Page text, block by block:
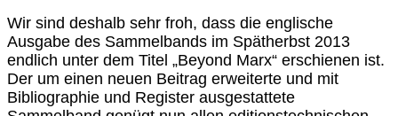
Wir sind deshalb sehr froh, dass die englische
Ausgabe des Sammelbands im Spätherbst 2013
endlich unter dem Titel „Beyond Marx“ erschienen ist.
Der um einen neuen Beitrag erweiterte und mit
Bibliographie und Register ausgestattete